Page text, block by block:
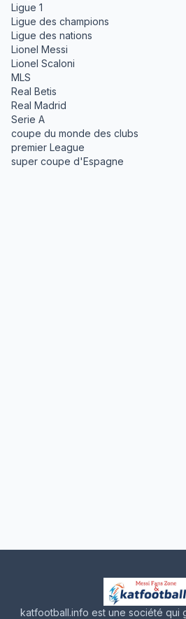
Ligue 1
Ligue des champions
Ligue des nations
Lionel Messi
Lionel Scaloni
MLS
Real Betis
Real Madrid
Serie A
coupe du monde des clubs
premier League
super coupe d'Espagne
katfootball.info est une société qui